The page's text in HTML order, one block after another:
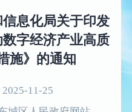
息化局关于印发
数字经济产业高质
施》的通知
11-25